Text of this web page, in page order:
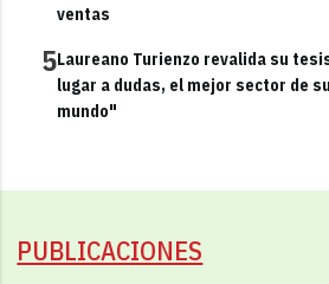
ventas
5Laureano Turienzo revalida su
lugar a dudas, el mejor sector de
mundo"
PUBLICACIONES